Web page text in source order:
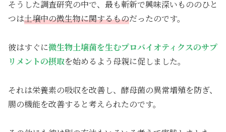
そうした調査研究の中で、最も斬新で興味深いもののひと
つは土壌中の微生物に関するものだったのです。
彼はすぐに微生物土壌菌を生むプロバイオティクスのサプ
リメントの摂取を始めるよう母親に促しました。
それは栄養素の吸収を改善し、酵母菌の異常増殖を防ぎ、
腸の機能を改善すると考えられたのです。